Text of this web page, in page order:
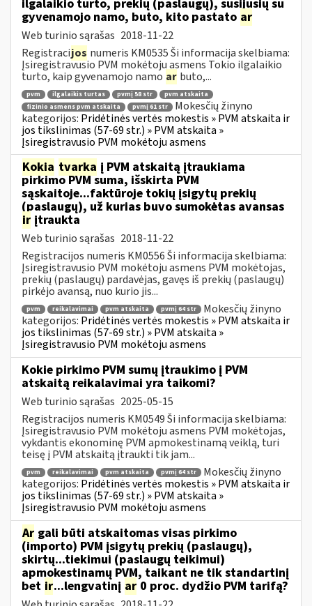
ilgalaikio turto, prekių (paslaugų), susijusių su
gyvenamojo namo, buto, kito pastato ar
Web turinio sąrašas 2018-11-22
Registracijos numeris KM0535 Ši informacija skelbiama:
Įsiregistravusio PVM mokėtoju asmens Tokio ilgalaikio
turto, kaip gyvenamojo namo ar buto,...
pvm ilgalaikis turtas pvmį 58 str
pvm atskaita
fizinio asmens pvm atskaita
pvmį 61 str
Mokesčių žinyno
kategorijos: Pridėtinės vertės mokestis » PVM atskaita ir
jos tikslinimas (57-69 str.) » PVM atskaita »
Įsiregistravusio PVM mokėtoju asmens
Kokia tvarka į PVM atskaitą įtraukiama
pirkimo PVM suma, išskirta PVM
sąskaitoje...faktūroje tokių įsigytų prekių
(paslaugų), už kurias buvo sumokėtas avansas
ir įtraukta
Web turinio sąrašas 2018-11-22
Registracijos numeris KM0556 Ši informacija skelbiama:
Įsiregistravusio PVM mokėtoju asmens PVM mokėtojas,
prekių (paslaugų) pardavėjas, gavęs iš prekių (paslaugų)
pirkėjo avansą, nuo kurio jis...
pvm reikalavimai pvm atskaita pvmį 64 str
Mokesčių žinyno
kategorijos: Pridėtinės vertės mokestis » PVM atskaita ir
jos tikslinimas (57-69 str.) » PVM atskaita »
Įsiregistravusio PVM mokėtoju asmens
Kokie pirkimo PVM sumų įtraukimo į PVM
atskaitą reikalavimai yra taikomi?
Web turinio sąrašas 2025-05-15
Registracijos numeris KM0549 Ši informacija skelbiama:
Įsiregistravusio PVM mokėtoju asmens PVM mokėtojas,
vykdantis ekonominę PVM apmokestinamą veiklą, turi
teisę į PVM atskaitą įtraukti tik jam...
pvm reikalavimai pvm atskaita pvmį 64 str
Mokesčių žinyno
kategorijos: Pridėtinės vertės mokestis » PVM atskaita ir
jos tikslinimas (57-69 str.) » PVM atskaita »
Įsiregistravusio PVM mokėtoju asmens
Ar gali būti atskaitomas visas pirkimo
(importo) PVM įsigytų prekių (paslaugų),
skirtų...tiekimui (paslaugų teikimui)
apmokestinamų PVM, taikant ne tik standartinį
bet ir...lengvatinį ar 0 proc. dydžio PVM tarifą?